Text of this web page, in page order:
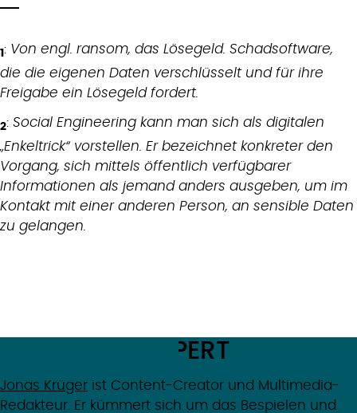
1 : Von engl. ransom, das Lösegeld. Schadsoftware,
die die eigenen Daten verschlüsselt und für ihre
Freigabe ein Lösegeld fordert.
2: Social Engineering kann man sich als digitalen
„Enkeltrick“ vorstellen. Er bezeichnet konkreter den
Vorgang, sich mittels öffentlich verfügbarer
Informationen als jemand anders ausgeben, um im
Kontakt mit einer anderen Person, an sensible Daten
zu gelangen.
MEET THE EXPERT
Jonas Krüger ist Content-Creator und Multimedia-
Redakteur. Er kümmert sich um das Bespielen und